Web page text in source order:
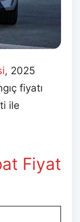
, 2025
fiyatı
ile
Fiyat